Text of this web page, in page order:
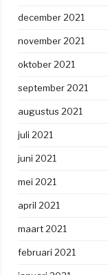
december 2021
november 2021
oktober 2021
september 2021
augustus 2021
juli 2021
juni 2021
mei 2021
april 2021
maart 2021
februari 2021